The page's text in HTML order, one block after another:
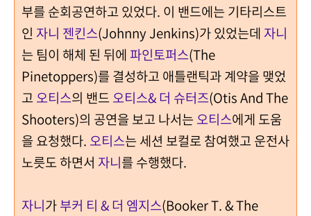
부를 순회공연하고 있었다. 이 밴드에는 기타리스트
인 자니 젠킨스(Johnny Jenkins)가 있었는데 자니
는 팀이 해체 된 뒤에파인토퍼스(The
Pinetoppers)를 결성하고 애틀랜틱과 계약을 맺었
고 오티스의 밴드오티스& 더 슈터즈(Otis And The
Shooters)의 공연을 보고 나서는 오티스에게 도움
을 요청했다. 오티스는 세션 보컬로 참여했고 운전사
노릇도 하면서 자니를 수행했다.
자니가부커 티 & 더 엠지스(Booker T. & The